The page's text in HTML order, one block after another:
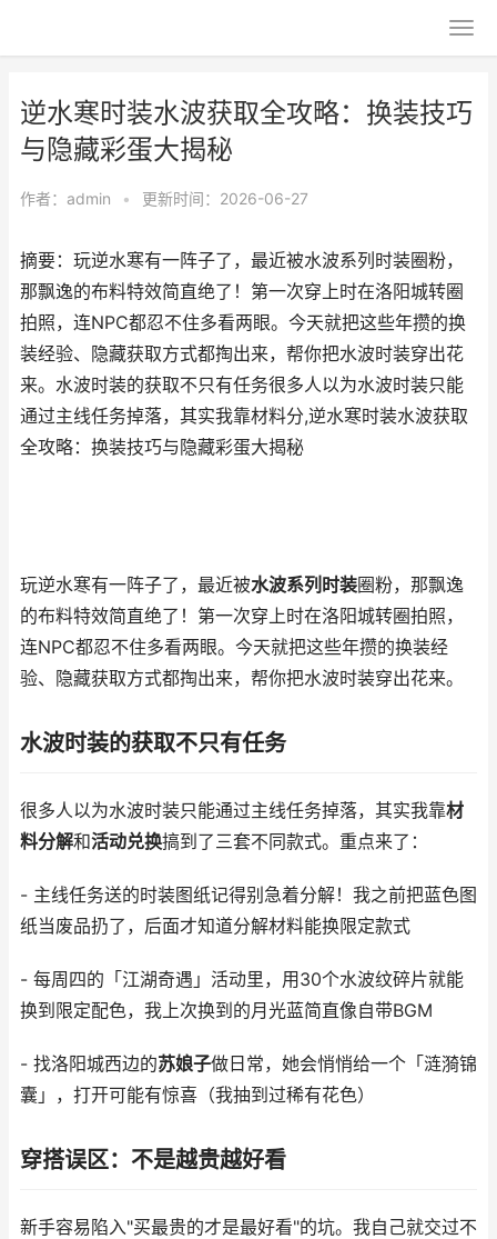
逆水寒时装水波获取全攻略：换装技巧
与隐藏彩蛋大揭秘
作者： admin • 更新时间：2026-06-27
摘要：玩逆水寒有一阵子了，最近被水波系列时装圈粉，
那飘逸的布料特效简直绝了！第一次穿上时在洛阳城转圈
拍照，连NPC都忍不住多看两眼。今天就把这些年攒的换
装经验、隐藏获取方式都掏出来，帮你把水波时装穿出花
来。水波时装的获取不只有任务很多人以为水波时装只能
通过主线任务掉落，其实我靠材料分,逆水寒时装水波获取
全攻略：换装技巧与隐藏彩蛋大揭秘
玩逆水寒有一阵子了，最近被水波系列时装圈粉，那飘逸
的布料特效简直绝了！第一次穿上时在洛阳城转圈拍照，
连NPC都忍不住多看两眼。今天就把这些年攒的换装经
验、隐藏获取方式都掏出来，帮你把水波时装穿出花来。
水波时装的获取不只有任务
很多人以为水波时装只能通过主线任务掉落，其实我靠材
料分解和活动兑换搞到了三套不同款式。重点来了：
- 主线任务送的时装图纸记得别急着分解！我之前把蓝色图
纸当废品扔了，后面才知道分解材料能换限定款式
- 每周四的「江湖奇遇」活动里，用30个水波纹碎片就能
换到限定配色，我上次换到的月光蓝简直像自带BGM
- 找洛阳城西边的苏娘子做日常，她会悄悄给一个「涟漪锦
囊」，打开可能有惊喜（我抽到过稀有花色）
穿搭误区：不是越贵越好看
新手容易陷入"买最贵的才是最好看"的坑。我自己就交过不